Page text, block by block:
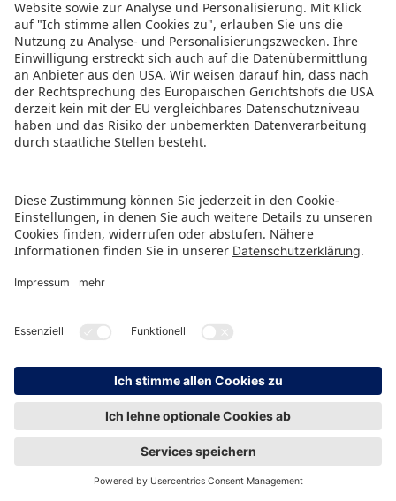
Informationen zum Neuheitenpreis, den
Jurymitgliedern und den vergangenen
Preisträgern bereit.
PRESSEMITTEILUNG ALS PDF HERUNTERLADEN
© Spielwarenmesse eG, Herderstraße 7, 90427 Nürnberg
HINWEISGEBERSCHUTZ IMPRESSUM
DATENSCHUTZ
KONTAKT